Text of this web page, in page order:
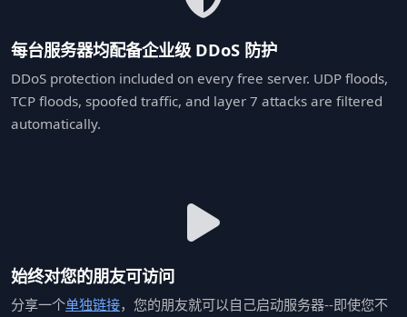
每台服务器均配备企业级 DDoS 防护
DDoS protection included on every free server. UDP floods,
TCP floods, spoofed traffic, and layer 7 attacks are filtered
automatically.
始终对您的朋友可访问
分享一个单独链接，您的朋友就可以自己启动服务器--即使您不